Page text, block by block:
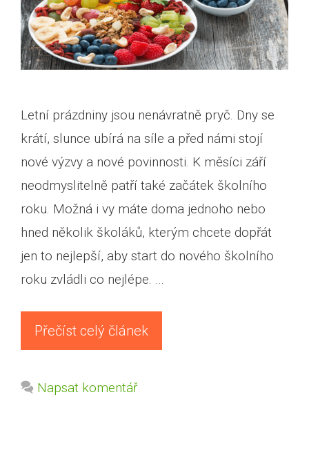
Letní prázdniny jsou nenávratně pryč. Dny se
krátí, slunce ubírá na síle a před námi stojí
nové výzvy a nové povinnosti. K měsíci září
neodmyslitelně patří také začátek školního
roku. Možná i vy máte doma jednoho nebo
hned několik školáků, kterým chcete dopřát
jen to nejlepší, aby start do nového školního
roku zvládli co nejlépe. …
Přečíst celý článek
Napsat komentář